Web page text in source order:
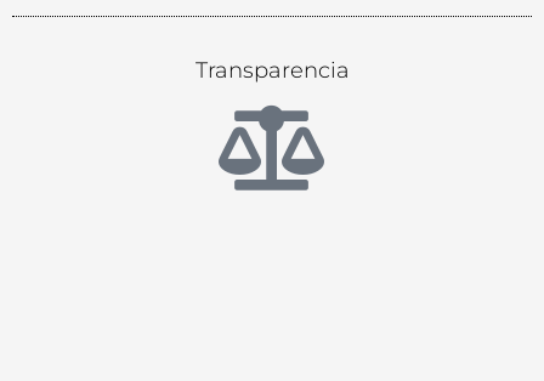
Transparencia